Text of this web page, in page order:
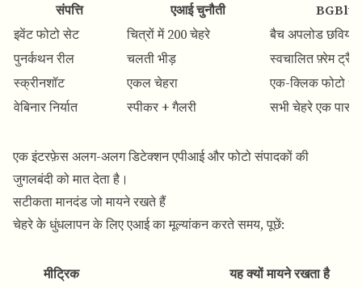
संपत्ति एआई चुनौती
BGBlur
इवेंट फोटो सेट
चित्रों में 200 चेहरे
बैच अपलोड छवियाँ
पुनर्कथन रील
चलती भीड़
स्वचालित फ़्रेम
स्क्रीनशॉट
एकल चेहरा
एक-क्लिक फोटो
वेबिनार निर्यात
स्पीकर + गैलरी सभी चेहरे एक पास में
एक इंटरफ़ेस अलग-अलग डिटेक्शन एपीआई और फोटो संपादकों की
जुगलबंदी को मात देता है।
सटीकता मानदंड जो मायने रखते हैं
चेहरे के धुंधलापन के लिए एआई का मूल्यांकन करते समय, पूछें:
मीट्रिक
यह क्यों मायने रखता है